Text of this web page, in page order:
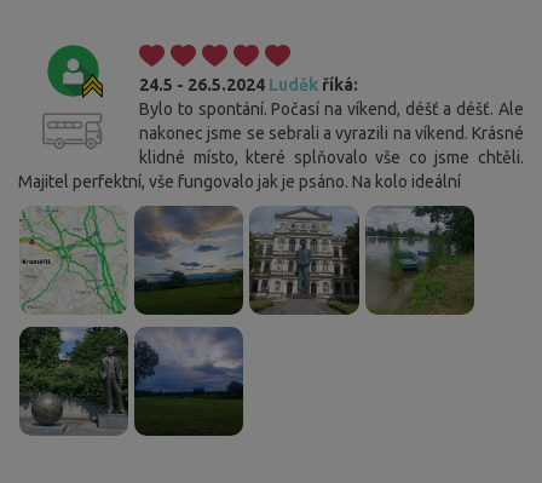
24.5 - 26.5.2024 Luděk říká:
Bylo to spontání. Počasí na víkend, déšť a déšť. Ale
nakonec jsme se sebrali a vyrazili na víkend. Krásné
klidné místo, které splňovalo vše co jsme chtěli.
Majitel perfektní, vše fungovalo jak je psáno. Na kolo ideální